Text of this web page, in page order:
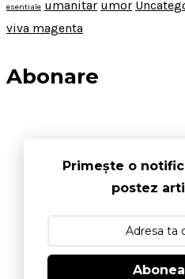
esentiale umanitar umor
viva magenta
Abonare
Primește o
postez